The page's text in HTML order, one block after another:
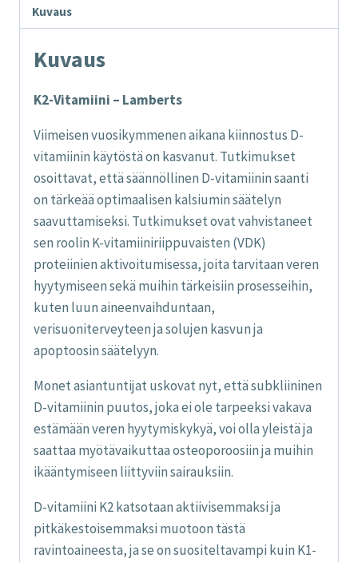
Kuvaus
Kuvaus
K2-Vitamiini – Lamberts
Viimeisen vuosikymmenen aikana kiinnostus D-
vitamiinin käytöstä on kasvanut. Tutkimukset
osoittavat, että säännöllinen D-vitamiinin saanti
on tärkeää optimaalisen kalsiumin säätelyn
saavuttamiseksi. Tutkimukset ovat vahvistaneet
sen roolin K-vitamiiniriippuvaisten (VDK)
proteiinien aktivoitumisessa, joita tarvitaan veren
hyytymiseen sekä muihin tärkeisiin prosesseihin,
kuten luun aineenvaihduntaan,
verisuoniterveyteen ja solujen kasvun ja
apoptoosin säätelyyn.
Monet asiantuntijat uskovat nyt, että subkliininen
D-vitamiinin puutos, joka ei ole tarpeeksi vakava
estämään veren hyytymiskykyä, voi olla yleistä ja
saattaa myötävaikuttaa osteoporoosiin ja muihin
ikääntymiseen liittyviin sairauksiin.
D-vitamiini K2 katsotaan aktiivisemmaksi ja
pitkäkestoisemmaksi muotoon tästä
ravintoaineesta, ja se on suositeltavampi kuin K1-